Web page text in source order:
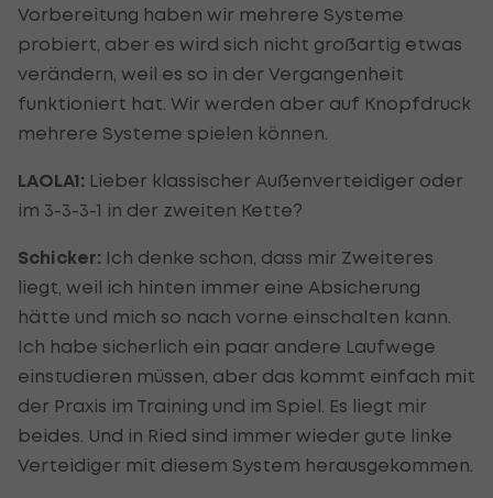
Vorbereitung haben wir mehrere Systeme
probiert, aber es wird sich nicht großartig etwas
verändern, weil es so in der Vergangenheit
funktioniert hat. Wir werden aber auf Knopfdruck
mehrere Systeme spielen können.
LAOLA1: Lieber klassischer Außenverteidiger oder
im 3-3-3-1 in der zweiten Kette?
Schicker: Ich denke schon, dass mir Zweiteres
liegt, weil ich hinten immer eine Absicherung
hätte und mich so nach vorne einschalten kann.
Ich habe sicherlich ein paar andere Laufwege
einstudieren müssen, aber das kommt einfach mit
der Praxis im Training und im Spiel. Es liegt mir
beides. Und in Ried sind immer wieder gute linke
Verteidiger mit diesem System herausgekommen.